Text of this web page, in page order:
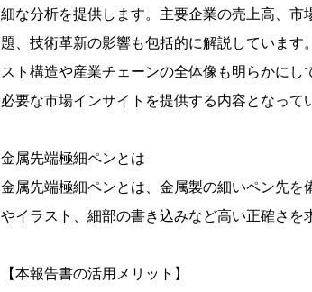
細な分析を提供します。主要企業の売上高、
題、技術革新の影響も包括的に解説していま
スト構造や産業チェーンの全体像も明らかに
必要な市場インサイトを提供する内容となって
金属先端極細ペンとは
金属先端極細ペンとは、金属製の細いペン先
やイラスト、細部の書き込みなど高い正確さを
【本報告書の活用メリット】